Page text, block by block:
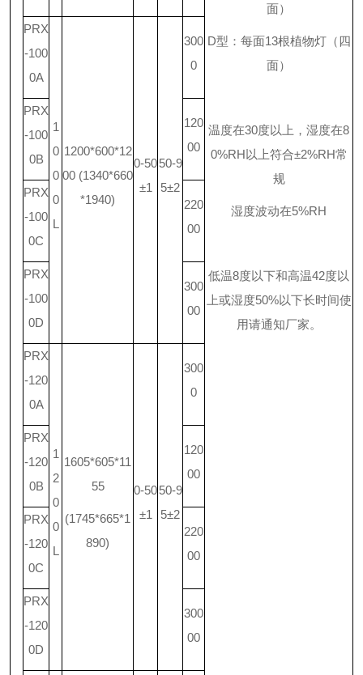
面）
D型：每面13根植物灯（四
面）
温度在30度以上，湿度在8
0%RH以上符合±2%RH常
规
湿度波动在5%RH
低温8度以下和高温42度以
上或湿度50%以下长时间使
用请通知厂家。
PRX
-100
0A
1
0
0
0
L
1200*600*12
00 (1340*660
*1940)
0-50
±1
50-9
5±2
300
0
PRX
-100
0B
120
00
PRX
-100
0C
220
00
PRX
-100
0D
300
00
PRX
-120
0A
1
2
0
0
L
1605*605*11
55
(1745*665*1
890)
0-50
±1
50-9
5±2
300
0
PRX
-120
0B
120
00
PRX
-120
0C
220
00
PRX
-120
0D
300
00